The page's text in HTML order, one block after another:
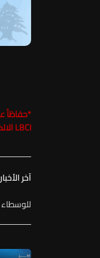
*
LBCI الالكتروني وارفاقه برابط الخبر Hyperlink تحت طائلة الملاحقة القانونية
آخر الأخبار
للوسطاء